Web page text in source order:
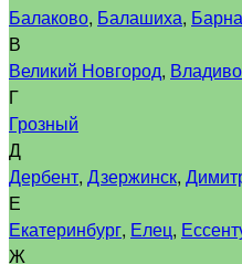
Балаково, Балашиха,
В
Великий Новгород,
Г
Грозный
Д
Дербент, Дзержинск,
Е
Екатеринбург, Елец,
Ж